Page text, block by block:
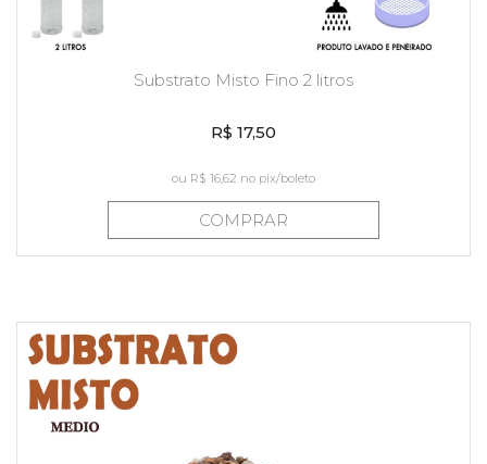
Substrato Misto Fino 2 litros
R$ 17,50
ou R$ 16,62 no pix/boleto
COMPRAR